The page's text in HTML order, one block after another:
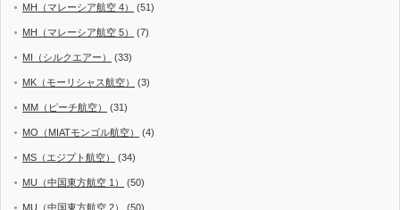
MH（マレーシア航空 4） (51)
MH（マレーシア航空 5） (7)
MI（シルクエアー） (33)
MK（モーリシャス航空） (3)
MM（ピーチ航空） (31)
MO（MIATモンゴル航空） (4)
MS（エジプト航空） (34)
MU（中国東方航空 1） (50)
MU（中国東方航空 2） (50)